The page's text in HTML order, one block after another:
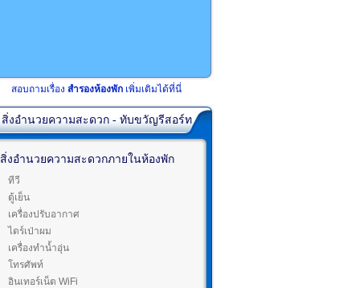
สอบถามเรื่อง สำรองห้องพัก เพิ่มเติมได้ที่นี่
สิ่งอำนวยความสะดวก - ทับขวัญรีสอร์ท
สิ่งอำนวยความสะดวกภายในห้องพัก
ทีวี
ตู้เย็น
เครื่องปรับอากาศ
ไดร์เป่าผม
เครื่องทำน้ำอุ่น
โทรศัพท์
อินเทอร์เน็ต WiFi